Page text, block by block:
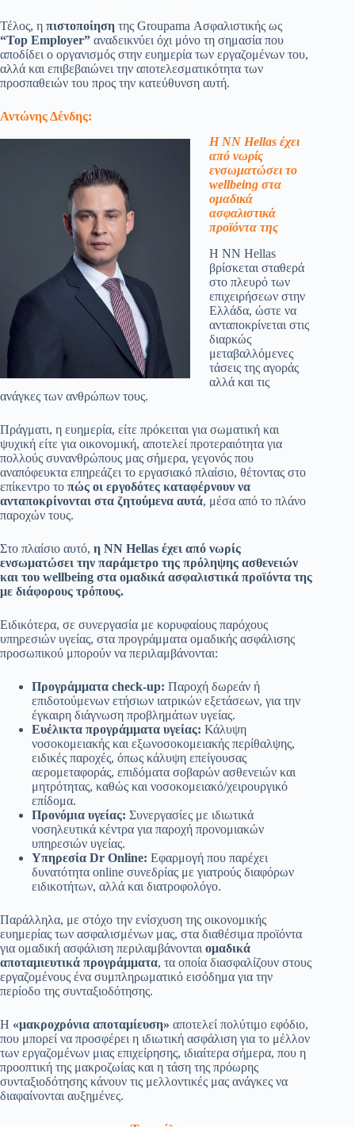
Τέλος, η πιστοποίηση της Groupama Ασφαλιστικής ως
“Top Employer” αναδεικνύει όχι μόνο τη σημασία που
αποδίδει ο οργανισμός στην ευημερία των εργαζομένων του,
αλλά και επιβεβαιώνει την αποτελεσματικότητα των
προσπαθειών του προς την κατεύθυνση αυτή.
Αντώνης Δένδης:
Η ΝΝ Hellas έχει
από νωρίς
ενσωματώσει το
wellbeing στα
ομαδικά
ασφαλιστικά
προϊόντα της
Η ΝΝ Hellas
βρίσκεται σταθερά
στο πλευρό των
επιχειρήσεων στην
Ελλάδα, ώστε να
ανταποκρίνεται στις
διαρκώς
μεταβαλλόμενες
τάσεις της αγοράς
αλλά και τις
ανάγκες των ανθρώπων τους.
Πράγματι, η ευημερία, είτε πρόκειται για σωματική και
ψυχική είτε για οικονομική, αποτελεί προτεραιότητα για
πολλούς συνανθρώπους μας σήμερα, γεγονός που
αναπόφευκτα επηρεάζει το εργασιακό πλαίσιο, θέτοντας στο
επίκεντρο το πώς οι εργοδότες καταφέρνουν να
ανταποκρίνονται στα ζητούμενα αυτά, μέσα από το πλάνο
παροχών τους.
Στο πλαίσιο αυτό, η ΝΝ Hellas έχει από νωρίς
ενσωματώσει την παράμετρο της πρόληψης ασθενειών
και του wellbeing στα ομαδικά ασφαλιστικά προϊόντα της
με διάφορους τρόπους.
Ειδικότερα, σε συνεργασία με κορυφαίους παρόχους
υπηρεσιών υγείας, στα προγράμματα ομαδικής ασφάλισης
προσωπικού μπορούν να περιλαμβάνονται:
Προγράμματα check-up: Παροχή δωρεάν ή
επιδοτούμενων ετήσιων ιατρικών εξετάσεων, για την
έγκαιρη διάγνωση προβλημάτων υγείας.
Ευέλικτα προγράμματα υγείας: Κάλυψη
νοσοκομειακής και εξωνοσοκομειακής περίθαλψης,
ειδικές παροχές, όπως κάλυψη επείγουσας
αερομεταφοράς, επιδόματα σοβαρών ασθενειών και
μητρότητας, καθώς και νοσοκομειακό/χειρουργικό
επίδομα.
Προνόμια υγείας: Συνεργασίες με ιδιωτικά
νοσηλευτικά κέντρα για παροχή προνομιακών
υπηρεσιών υγείας.
Υπηρεσία Dr Online: Εφαρμογή που παρέχει
δυνατότητα online συνεδρίας με γιατρούς διαφόρων
ειδικοτήτων, αλλά και διατροφολόγο.
Παράλληλα, με στόχο την ενίσχυση της οικονομικής
ευημερίας των ασφαλισμένων μας, στα διαθέσιμα προϊόντα
για ομαδική ασφάλιση περιλαμβάνονται ομαδικά
αποταμιευτικά προγράμματα, τα οποία διασφαλίζουν στους
εργαζομένους ένα συμπληρωματικό εισόδημα για την
περίοδο της συνταξιοδότησης.
Η «μακροχρόνια αποταμίευση» αποτελεί πολύτιμο εφόδιο,
που μπορεί να προσφέρει η ιδιωτική ασφάλιση για το μέλλον
των εργαζομένων μιας επιχείρησης, ιδιαίτερα σήμερα, που η
προοπτική της μακροζωίας και η τάση της πρόωρης
συνταξιοδότησης κάνουν τις μελλοντικές μας ανάγκες να
διαφαίνονται αυξημένες.